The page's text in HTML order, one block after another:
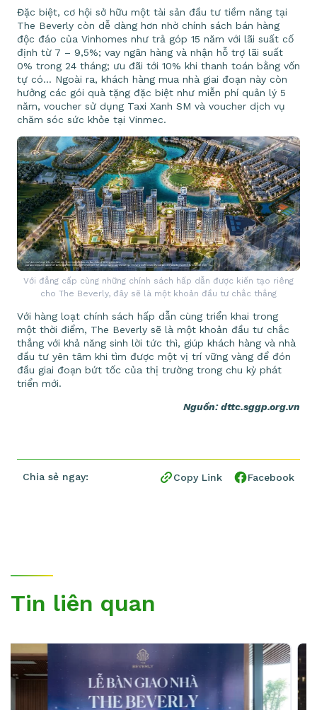
Đặc biệt, cơ hội sở hữu một tài sản đầu tư tiềm năng tại
The Beverly còn dễ dàng hơn nhờ chính sách bán hàng
độc đáo của Vinhomes như trả góp 15 năm với lãi suất cố
định từ 7 – 9,5%; vay ngân hàng và nhận hỗ trợ lãi suất
0% trong 24 tháng; ưu đãi tới 10% khi thanh toán bằng vốn
tự có… Ngoài ra, khách hàng mua nhà giai đoạn này còn
hưởng các gói quà tặng đặc biệt như miễn phí quản lý 5
năm, voucher sử dụng Taxi Xanh SM và voucher dịch vụ
chăm sóc sức khỏe tại Vinmec.
Với đẳng cấp cùng những chính sách hấp dẫn được kiến tạo riêng
cho The Beverly, đây sẽ là một khoản đầu tư chắc thắng
Với hàng loạt chính sách hấp dẫn cùng triển khai trong
một thời điểm, The Beverly sẽ là một khoản đầu tư chắc
thắng với khả năng sinh lời tức thì, giúp khách hàng và nhà
đầu tư yên tâm khi tìm được một vị trí vững vàng để đón
đầu giai đoạn bứt tốc của thị trường trong chu kỳ phát
triển mới.
Nguồn: dttc.sggp.org.vn
Chia sẻ ngay: Copy Link Facebook
Tin liên quan